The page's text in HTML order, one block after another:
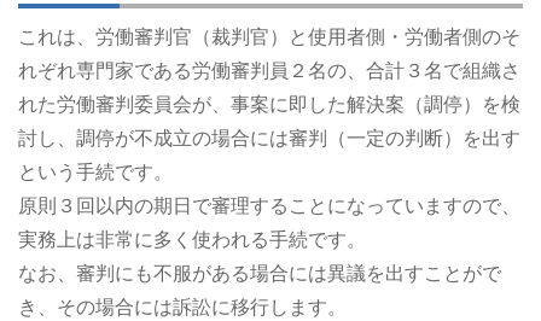
これは、労働審判官（裁判官）と使用者側・労働者側のそ
れぞれ専門家である労働審判員２名の、合計３名で組織さ
れた労働審判委員会が、事案に即した解決案（調停）を検
討し、調停が不成立の場合には審判（一定の判断）を出す
という手続です。
原則３回以内の期日で審理することになっていますので、
実務上は非常に多く使われる手続です。
なお、審判にも不服がある場合には異議を出すことがで
き、その場合には訴訟に移行します。